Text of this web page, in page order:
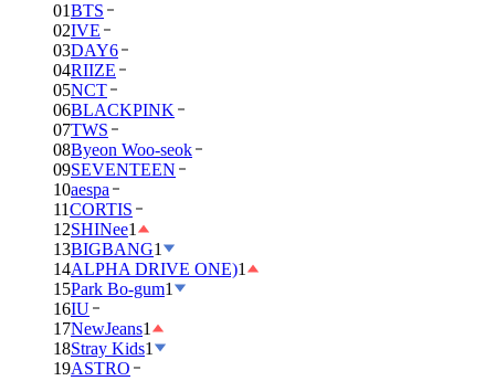
01BTS
02IVE
03DAY6
04RIIZE
05NCT
06BLACKPINK
07TWS
08Byeon Woo-seok
09SEVENTEEN
10aespa
11CORTIS
12SHINee1
13BIGBANG1
14ALPHA DRIVE ONE)1
15Park Bo-gum1
16IU
17NewJeans1
18Stray Kids1
19ASTRO